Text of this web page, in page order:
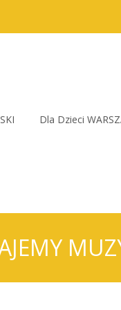
Dla Dzieci